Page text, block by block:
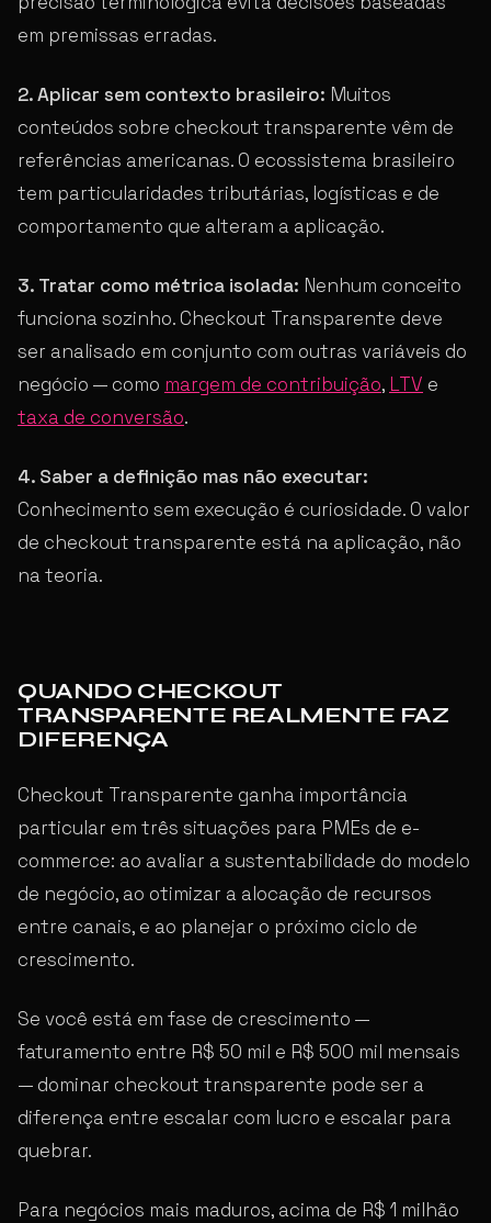
em premissas erradas.
2. Aplicar sem contexto brasileiro: Muitos
conteúdos sobre checkout transparente vêm de
referências americanas. O ecossistema brasileiro
tem particularidades tributárias, logísticas e de
comportamento que alteram a aplicação.
3. Tratar como métrica isolada: Nenhum conceito
funciona sozinho. Checkout Transparente deve
ser analisado em conjunto com outras variáveis do
negócio — como margem de contribuição, LTV e
taxa de conversão.
4. Saber a definição mas não executar:
Conhecimento sem execução é curiosidade. O valor
de checkout transparente está na aplicação, não
na teoria.
QUANDO CHECKOUT
TRANSPARENTE REALMENTE FAZ
DIFERENÇA
Checkout Transparente ganha importância
particular em três situações para PMEs de e-
commerce: ao avaliar a sustentabilidade do modelo
de negócio, ao otimizar a alocação de recursos
entre canais, e ao planejar o próximo ciclo de
crescimento.
Se você está em fase de crescimento —
faturamento entre R$ 50 mil e R$ 500 mil mensais
— dominar checkout transparente pode ser a
diferença entre escalar com lucro e escalar para
quebrar.
Para negócios mais maduros, acima de R$ 1 milhão